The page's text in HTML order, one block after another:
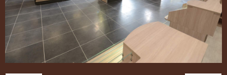
Témoignages
Contact